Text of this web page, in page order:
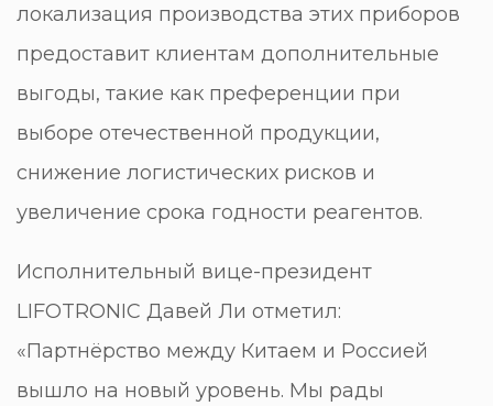
локализация производства этих приборов
предоставит клиентам дополнительные
выгоды, такие как преференции при
выборе отечественной продукции,
снижение логистических рисков и
увеличение срока годности реагентов.
Исполнительный вице-президент
LIFOTRONIC Давей Ли отметил:
«Партнёрство между Китаем и Россией
вышло на новый уровень. Мы рады